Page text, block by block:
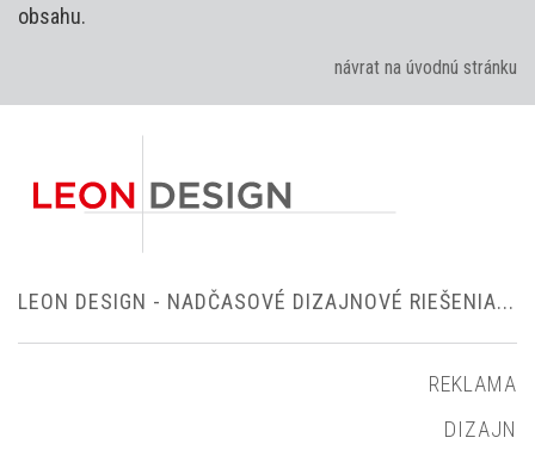
obsahu.
návrat na úvodnú stránku
LEON DESIGN - NADČASOVÉ DIZAJNOVÉ RIEŠENIA...
REKLAMA
DIZAJN